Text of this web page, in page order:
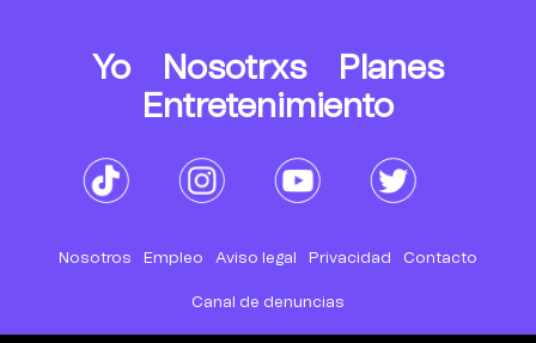
Yo Nosotrxs
Planes
Entretenimiento
Nosotros Empleo Aviso legal Privacidad Contacto
Canal de denuncias